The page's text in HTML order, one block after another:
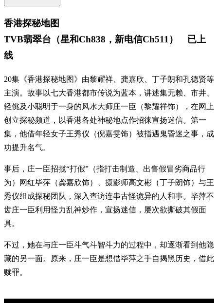
香港探秘地图
TVB翡翠台（星和Ch838，新电信Ch511） 已上
线
20集《香港探秘地图》由黎耀祥、龚嘉欣、丁子朗和孔德贤等
主演。故事以七大香港都市传说为蓝本，讲述集无赖、市井、
轻佻及小聪明于一身的风水大师庄一臣（黎耀祥饰），在网上
创立探秘频道，以香港各处神秘地点作招徕宣扬迷信。第一
集，他借年轻女子王秀仪（倪嘉雯饰）被指遇鬼昏迷之事，成
功提升名气。
事后，庄一臣招揽“打假”（指打击制造、出售假冒劣商品行
为）网红毕萍（龚嘉欣饰）、摄影师高文彬（丁子朗饰）与王
秀仪组成探秘团队，深入查访连串古怪诡异的人和事。毕萍不
齿庄一臣利用怪力乱神炒作，宣扬迷信，屡次欲撕破其假面
具。
不过，她在与庄一臣斗气斗智斗力的过程中，却逐渐看到他隐
藏的另一面。原来，庄一臣是想借毕萍之手自揭黑历史，借此
赎罪。